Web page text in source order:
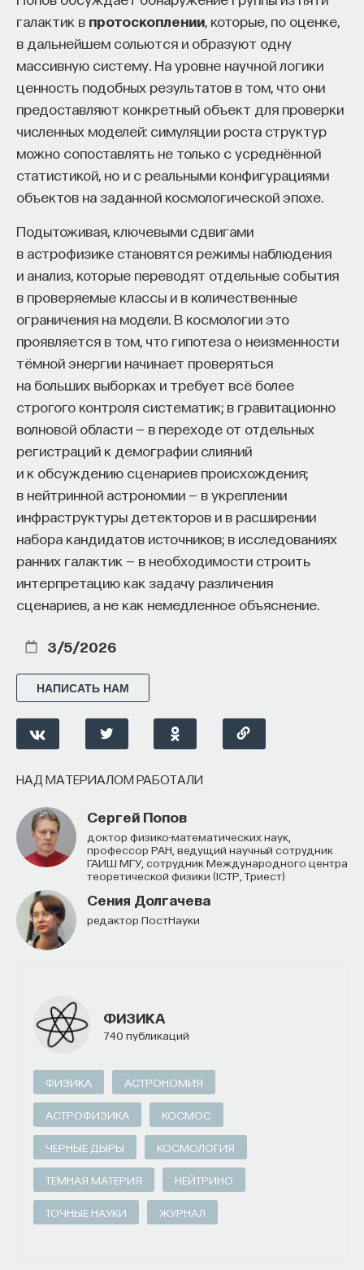
галактик в протоскоплении , которые, по оценке,
в дальнейшем сольются и образуют одну
массивную систему. На уровне научной логики
ценность подобных результатов в том, что они
предоставляют конкретный объект для проверки
численных моделей: симуляции роста структур
можно сопоставлять не только с усреднённой
статистикой, но и с реальными конфигурациями
объектов на заданной космологической эпохе.
Подытоживая, ключевыми сдвигами
в астрофизике становятся режимы наблюдения
и анализ, которые переводят отдельные события
в проверяемые классы и в количественные
ограничения на модели. В космологии это
проявляется в том, что гипотеза о неизменности
тёмной энергии начинает проверяться
на больших выборках и требует всё более
строгого контроля систематик; в гравитационно
волновой области — в переходе от отдельных
регистраций к демографии слияний
и к обсуждению сценариев происхождения;
в нейтринной астрономии — в укреплении
инфраструктуры детекторов и в расширении
набора кандидатов источников; в исследованиях
ранних галактик — в необходимости строить
интерпретацию как задачу различения
сценариев, а не как немедленное объяснение.
3/5/2026
НАПИСАТЬ НАМ
НАД МАТЕРИАЛОМ РАБОТАЛИ
Сергей Попов
Доктор физико-математических наук,
профессор РАН, ведущий научный сотрудник
ГАИШ МГУ, сотрудник Международного центра
теоретической физики (ICTP, Триест)
Сения Долгачева
редактор ПостНауки
ФИЗИКА
740 публикаций
ФИЗИКА АСТРОНОМИЯ
АСТРОФИЗИКА КОСМОС
ЧЕРНЫЕ ДЫРЫ КОСМОЛОГИЯ
ТЕМНАЯ МАТЕРИЯ НЕЙТРИНО
ТОЧНЫЕ НАУКИ ЖУРНАЛ